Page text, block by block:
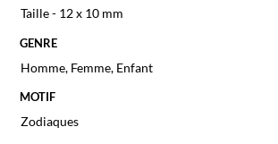
Taille - 12 x 10 mm
GENRE
Homme, Femme, Enfant
MOTIF
Zodiaques